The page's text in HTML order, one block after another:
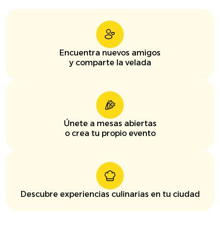
Encuentra nuevos amigos
y comparte la velada
Únete a mesas abiertas
o crea tu propio evento
Descubre experiencias culinarias en tu ciudad